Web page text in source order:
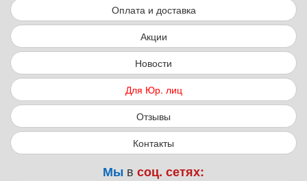
Оплата и доставка
Акции
Новости
Для Юр. лиц
Отзывы
Контакты
Мы в соц. сетях: